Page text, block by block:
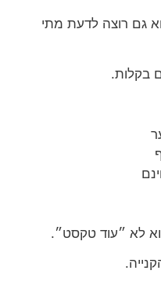
גם רוצה לדעת מתי
בקלות.
לא ״עוד טקסט״.